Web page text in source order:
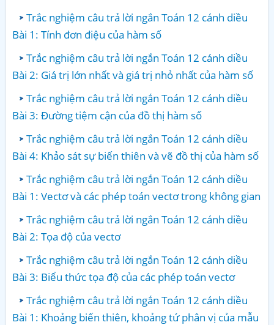
Trắc nghiệm câu trả lời ngắn Toán 12 cánh diều
Bài 1: Tính đơn điệu của hàm số
Trắc nghiệm câu trả lời ngắn Toán 12 cánh diều
Bài 2: Giá trị lớn nhất và giá trị nhỏ nhất của hàm số
Trắc nghiệm câu trả lời ngắn Toán 12 cánh diều
Bài 3: Đường tiệm cận của đồ thị hàm số
Trắc nghiệm câu trả lời ngắn Toán 12 cánh diều
Bài 4: Khảo sát sự biến thiên và vẽ đồ thị của hàm số
Trắc nghiệm câu trả lời ngắn Toán 12 cánh diều
Bài 1: Vectơ và các phép toán vectơ trong không gian
Trắc nghiệm câu trả lời ngắn Toán 12 cánh diều
Bài 2: Tọa độ của vectơ
Trắc nghiệm câu trả lời ngắn Toán 12 cánh diều
Bài 3: Biểu thức tọa độ của các phép toán vectơ
Trắc nghiệm câu trả lời ngắn Toán 12 cánh diều
Bài 1: Khoảng biến thiên, khoảng tứ phân vị của mẫu